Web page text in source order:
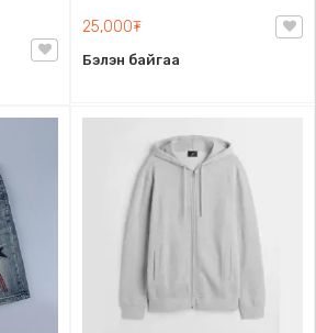
25,000₮
Бэлэн байгаа